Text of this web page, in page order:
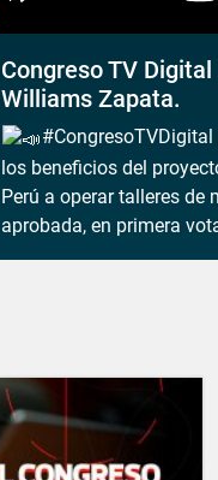
Congreso TV
Williams Zapata.
los beneficios del
Perú a operar talleres
aprobada, en primera